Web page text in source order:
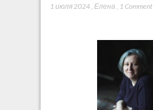
1 июля 2024 Елена 1 Comment